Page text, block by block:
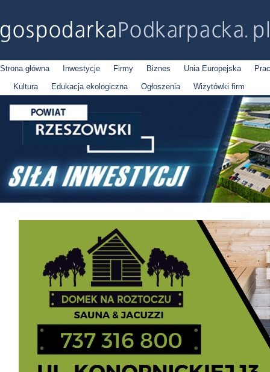
Strona główna Inwestycje Firmy Biznes Unia Europejska
Kultura
Edukacja ekologiczna Ogłoszenia Wizytówki firm